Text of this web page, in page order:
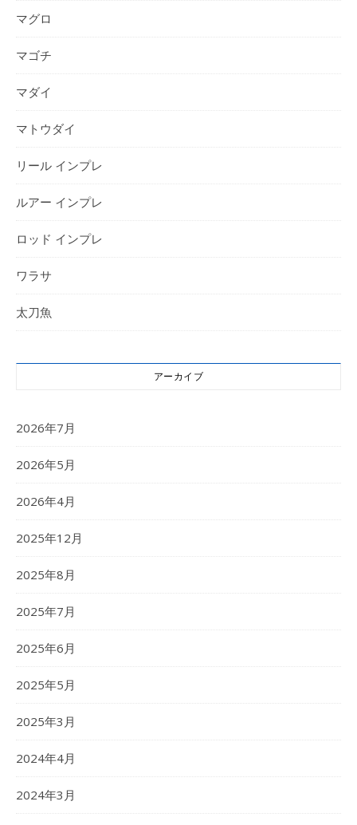
マグロ
マゴチ
マダイ
マトウダイ
リール インプレ
ルアー インプレ
ロッド インプレ
ワラサ
太刀魚
アーカイブ
2026年7月
2026年5月
2026年4月
2025年12月
2025年8月
2025年7月
2025年6月
2025年5月
2025年3月
2024年4月
2024年3月